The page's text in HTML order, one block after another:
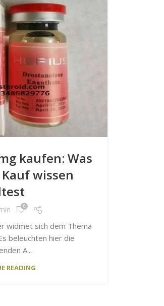
kaufen: Was
wissen
0
widmet sich dem Thema
beleuchten hier die
A...
READING